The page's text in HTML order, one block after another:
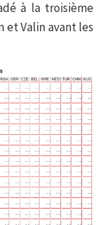
à la troisième
et Valin avant les